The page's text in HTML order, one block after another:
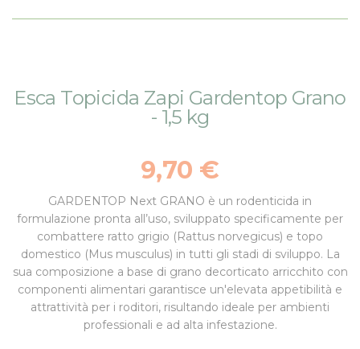
alla
all'inizio
Esca Topicida Zapi Gardentop Grano
- 1,5 kg
9,70 €
GARDENTOP Next GRANO è un rodenticida in
formulazione pronta all’uso, sviluppato specificamente per
combattere ratto grigio (Rattus norvegicus) e topo
domestico (Mus musculus) in tutti gli stadi di sviluppo. La
sua composizione a base di grano decorticato arricchito con
componenti alimentari garantisce un'elevata appetibilità e
attrattività per i roditori, risultando ideale per ambienti
professionali e ad alta infestazione.